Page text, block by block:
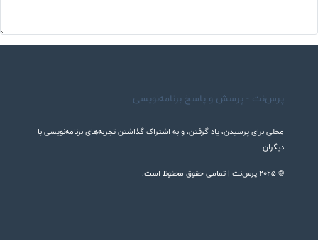
پرس‌نت - پرسش و پاسخ برنامه‌نویسی
محلی برای پرسیدن، یاد گرفتن، و به اشتراک گذاشتن تجربه‌های برنامه‌نویسی با
دیگران.
© 2025 پرس‌نت | تمامی حقوق محفوظ است.